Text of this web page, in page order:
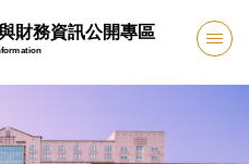
財務資訊公開專區